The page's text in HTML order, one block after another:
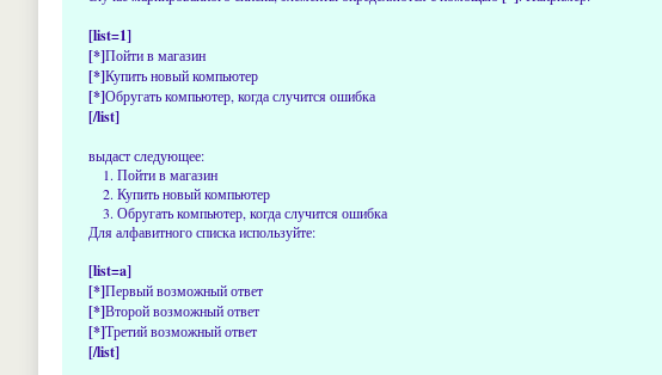
[list=1]
[*]Пойти в магазин
[*]Купить новый компьютер
[*]Обругать компьютер, когда случится ошибка
[/list]
выдаст следующее:
Пойти в магазин
Купить новый компьютер
Обругать компьютер, когда случится ошибка
Для алфавитного списка используйте:
[list=a]
[*]Первый возможный ответ
[*]Второй возможный ответ
[*]Третий возможный ответ
[/list]